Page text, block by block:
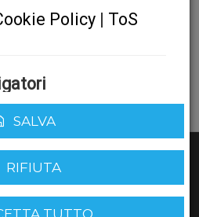
AL CARRELLO
Policy | ToS
le performance e analizzare le
SALVA
TUTTO